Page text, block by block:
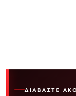
ΔΙΑΒΆΣΤΕ